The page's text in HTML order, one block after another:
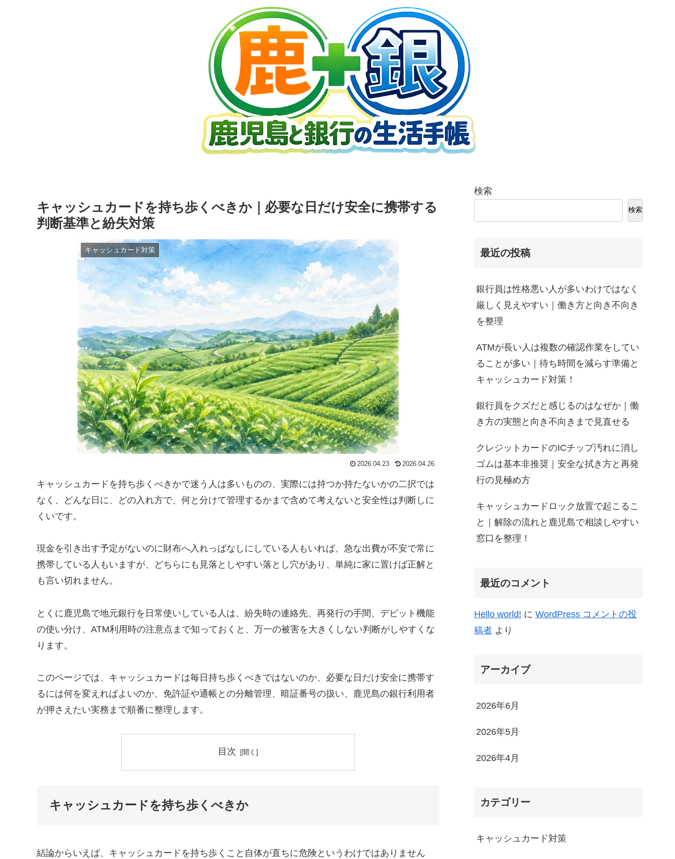
キャッシュカードを持ち歩くべきか｜必要な日だけ安全に携帯する
判断基準と紛失対策
キャッシュカード対策
2026.04.23 2026.04.26
キャッシュカードを持ち歩くべきかで迷う人は多いものの、実際には持つか持たないかの二択では
なく、どんな日に、どの入れ方で、何と分けて管理するかまで含めて考えないと安全性は判断しに
くいです。
現金を引き出す予定がないのに財布へ入れっぱなしにしている人もいれば、急な出費が不安で常に
携帯している人もいますが、どちらにも見落としやすい落とし穴があり、単純に家に置けば正解と
も言い切れません。
とくに鹿児島で地元銀行を日常使いしている人は、紛失時の連絡先、再発行の手間、デビット機能
の使い分け、ATM利用時の注意点まで知っておくと、万一の被害を大きくしない判断がしやすくな
ります。
このページでは、キャッシュカードは毎日持ち歩くべきではないのか、必要な日だけ安全に携帯す
るには何を変えればよいのか、免許証や通帳との分離管理、暗証番号の扱い、鹿児島の銀行利用者
が押さえたい実務まで順番に整理します。
目次
キャッシュカードを持ち歩くべきか
結論からいえば、キャッシュカードを持ち歩くこと自体が直ちに危険というわけではありません
検索
検索
最近の投稿
銀行員は性格悪い人が多いわけではなく
厳しく見えやすい｜働き方と向き不向き
を整理
ATMが長い人は複数の確認作業をしてい
ることが多い｜待ち時間を減らす準備と
キャッシュカード対策！
銀行員をクズだと感じるのはなぜか｜働
き方の実態と向き不向きまで見直せる
クレジットカードのICチップ汚れに消し
ゴムは基本非推奨｜安全な拭き方と再発
行の見極め方
キャッシュカードロック放置で起こるこ
と｜解除の流れと鹿児島で相談しやすい
窓口を整理！
最近のコメント
Hello world! に WordPress コメントの投
稿者 より
アーカイブ
2026年6月
2026年5月
2026年4月
カテゴリー
キャッシュカード対策